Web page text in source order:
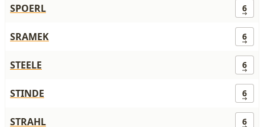
SPOERL 6
SRAMEK 6
STEELE 6
STINDE 6
STRAHL 6